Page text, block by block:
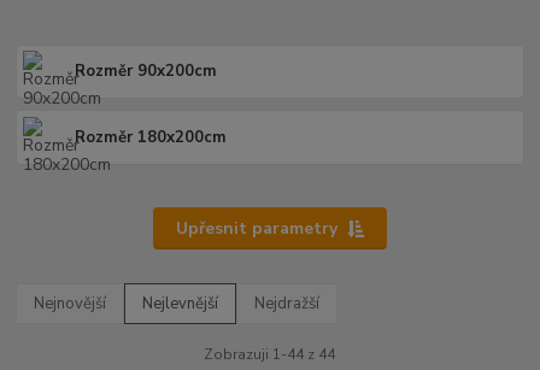
Rozměr 90x200cm
Rozměr 180x200cm
Upřesnit parametry
Nejnovější Nejlevnější Nejdražší
Zobrazuji 1-44 z 44